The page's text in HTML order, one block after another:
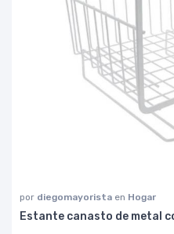
por diegomayorista en Hogar
Estante canasto de metal